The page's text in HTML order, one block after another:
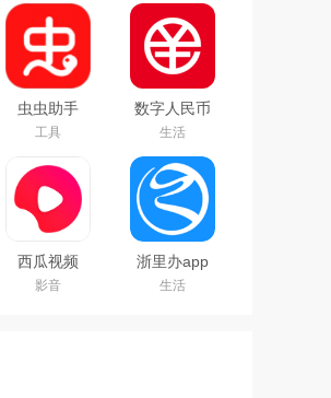
虫虫助手
2026最新版
游戏盒子
工具
数字人民币
试点版官方
app安卓版
生活
西瓜视频
2024最新版
影音
浙里办app
官方下载
2026手机版
生活